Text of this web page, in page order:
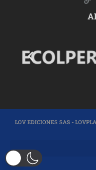
LOV EDICIONES SAS -